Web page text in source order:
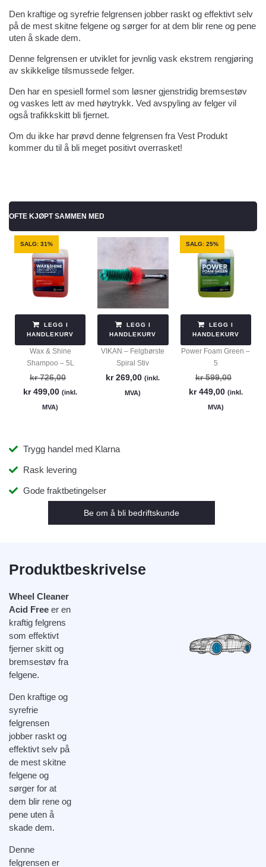
Den kraftige og syrefrie felgrensen jobber raskt og effektivt selv
på de mest skitne felgene og sørger for at dem blir rene og pene
uten å skade dem.
Denne felgrensen er utviklet for jevnlig vask ekstrem rengjøring
av skikkelige tilsmussede felger.
Den har en spesiell formel som løsner gjenstridig bremsestøv
og vaskes lett av med høytrykk. Ved avspyling av felger vil
også trafikkskitt bli fjernet.
Om du ikke har prøvd denne felgrensen fra Vest Produkt
kommer du til å bli meget positivt overrasket!
OFTE KJØPT SAMMEN MED
SALG: 31%
LEGG I
HANDLEKURV
Wax & Shine
Shampoo – 5L
kr726,00
kr499,00 (inkl.
MVA)
LEGG I
HANDLEKURV
VIKAN – Felgbørste
Spiral Stiv
kr269,00 (inkl.
MVA)
SALG: 25%
LEGG I
HANDLEKURV
Power Foam Green –
5
kr599,00
kr449,00 (inkl.
MVA)
Trygg handel med Klarna
Rask levering
Gode fraktbetingelser
Be om å bli bedriftskunde
Produktbeskrivelse
Wheel Cleaner
Acid Free er en
kraftig felgrens
som effektivt
fjerner skitt og
bremsestøv fra
felgene.
Den kraftige og
syrefrie
felgrensen
jobber raskt og
effektivt selv på
de mest skitne
felgene og
sørger for at
dem blir rene og
pene uten å
skade dem.
Denne
felgrensen er